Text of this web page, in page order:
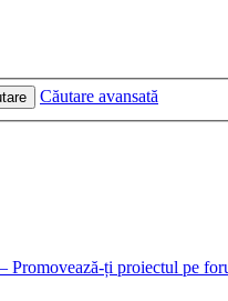
Căutare avansată
Promovează-ți proiectul pe